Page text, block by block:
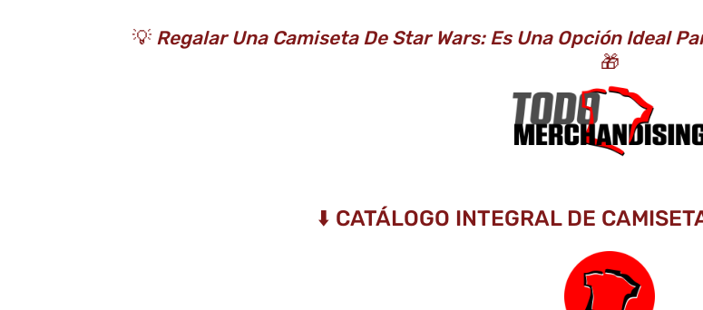
💡Regalar Una Camiseta De Star Wars: Es Una Opción Ideal
🎁
⬇️ CATÁLOGO INTEGRAL DE